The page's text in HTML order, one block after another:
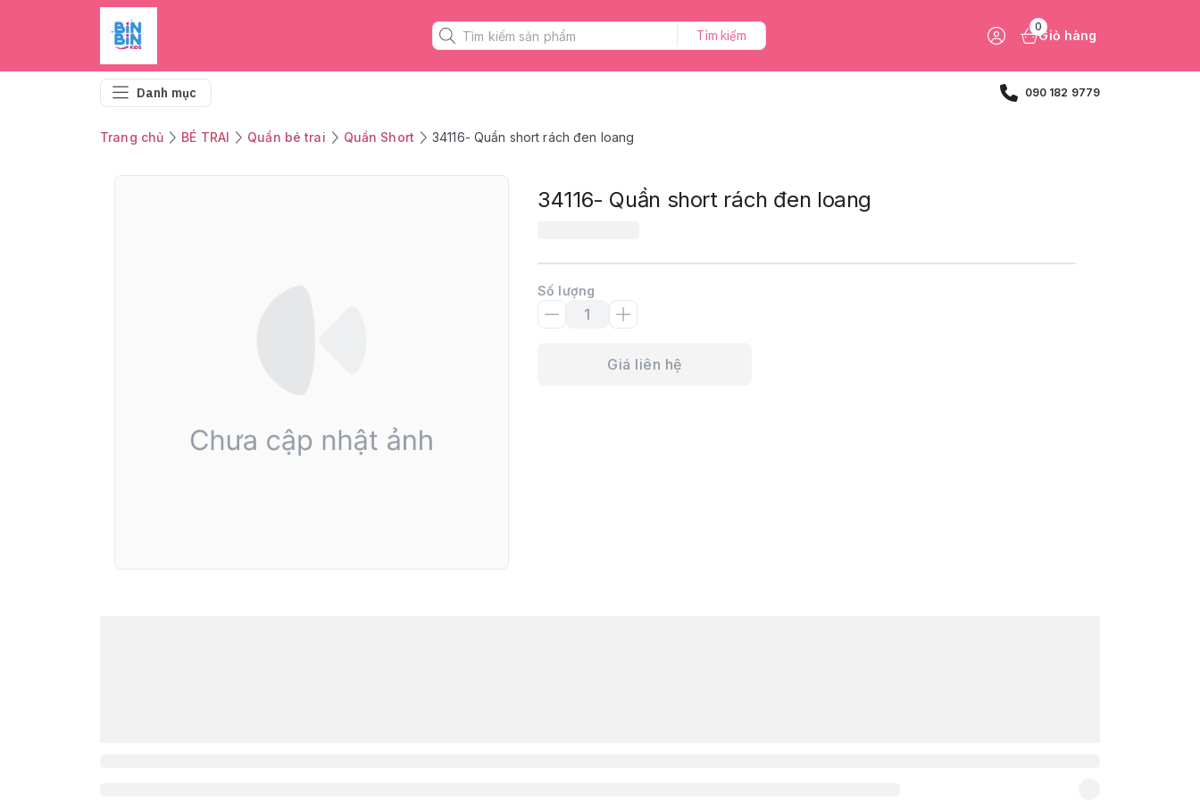
Tìm kiếm
0
Giỏ hàng
Danh mục 090 182 9779
Trang chủ BÉ TRAI Quần bé trai Quần Short 34116- Quần short rách đen loang
34116- Quần short rách đen loang
Số lượng
Giá liên hệ